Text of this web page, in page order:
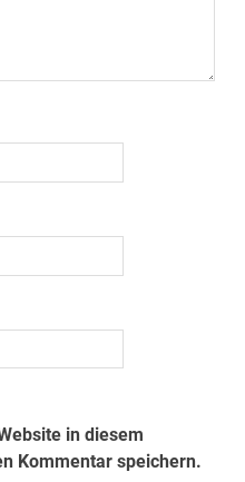
in diesem
Kommentar speichern.